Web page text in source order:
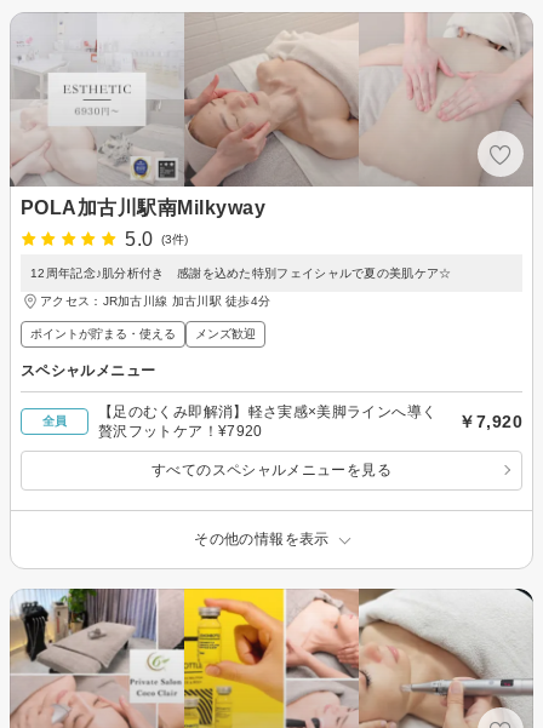
POLA加古川駅南Milkyway
5.0
(3件)
12周年記念♪肌分析付き 感謝を込めた特別フェイシャルで夏の美肌ケア☆
アクセス：JR加古川線 加古川駅 徒歩4分
ポイントが貯まる・使える メンズ歓迎
スペシャルメニュー
全員
【足のむくみ即解消】軽さ実感×美脚ラインへ導く
贅沢フットケア！¥7920
￥7,920
すべてのスペシャルメニューを見る
その他の情報を表示